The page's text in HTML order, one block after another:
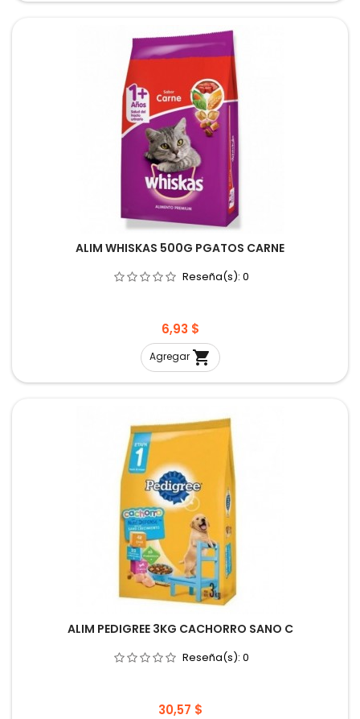
ALIM WHISKAS 500G PGATOS CARNE
Reseña(s): 0
Precio
6,93 $
Agregar 
ALIM PEDIGREE 3KG CACHORRO SANO C
Reseña(s): 0
Precio
30,57 $